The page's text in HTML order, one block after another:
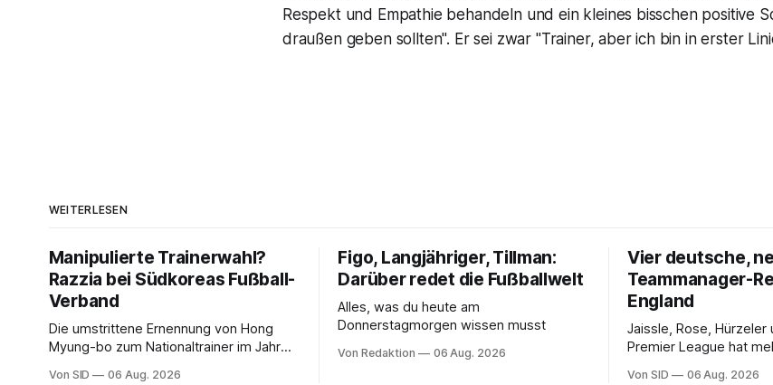
Respekt und Empathie behandeln und ein kleines bisschen positive
draußen geben sollten". Er sei zwar "Trainer, aber ich bin in erster
WEITERLESEN
Manipulierte Trainerwahl?
Razzia bei Südkoreas Fußball-
Verband
Die umstrittene Ernennung von Hong
Myung-bo zum Nationaltrainer im Jahr
Von SID 06 Aug. 2026
Figo, Langjähriger, Tillman:
Darüber redet die Fußballwelt
Alles, was du heute am
Donnerstagmorgen wissen musst
Von Redaktion 06 Aug. 2026
Vier deutsche,
Teammanager-
England
Jaissle, Rose, Hürzeler
Premier League hat
Von SID 06 Aug. 2026